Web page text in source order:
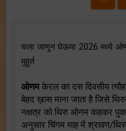
चला जाणून घेऊया 2026 मध्ये
मुहूर्त.
ओणमकेरल का दस दिवसीय
बेहद ख़ास माना जाता है जिसे
नक्षत्र को थिरु ओनम कहकर
अनुसार चिंगम माह में श्रावण/